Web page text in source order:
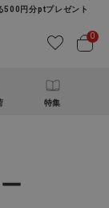
500円分ptプレゼント
0
特集